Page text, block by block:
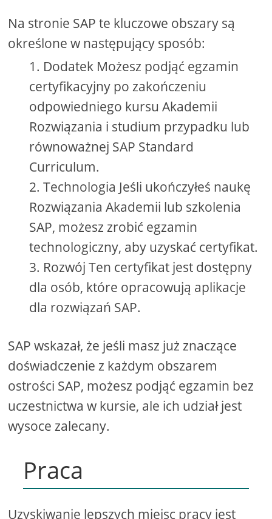
Na stronie SAP te kluczowe obszary są
określone w następujący sposób:
Dodatek Możesz podjąć egzamin
certyfikacyjny po zakończeniu
odpowiedniego kursu Akademii
Rozwiązania i studium przypadku lub
równoważnej SAP Standard
Curriculum.
Technologia Jeśli ukończyłeś naukę
Rozwiązania Akademii lub szkolenia
SAP, możesz zrobić egzamin
technologiczny, aby uzyskać certyfikat.
Rozwój Ten certyfikat jest dostępny
dla osób, które opracowują aplikacje
dla rozwiązań SAP.
SAP wskazał, że jeśli masz już znaczące
doświadczenie z każdym obszarem
ostrości SAP, możesz podjąć egzamin bez
uczestnictwa w kursie, ale ich udział jest
wysoce zalecany.
Praca
Uzyskiwanie lepszych miejsc pracy jest